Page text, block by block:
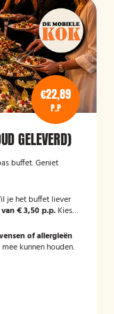
€22,89
P.P
GELEVERD)
buffet. Geniet
je het buffet liever
€ 3,50 p.p. Kies
of allergieën
kunnen houden.